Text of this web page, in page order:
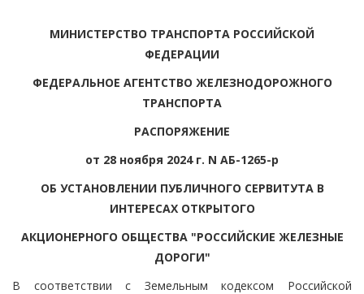
МИНИСТЕРСТВО ТРАНСПОРТА РОССИЙСКОЙ
ФЕДЕРАЦИИ
ФЕДЕРАЛЬНОЕ АГЕНТСТВО ЖЕЛЕЗНОДОРОЖНОГО
ТРАНСПОРТА
РАСПОРЯЖЕНИЕ
от 28 ноября 2024 г. N АБ-1265-р
ОБ УСТАНОВЛЕНИИ ПУБЛИЧНОГО СЕРВИТУТА В
ИНТЕРЕСАХ ОТКРЫТОГО
АКЦИОНЕРНОГО ОБЩЕСТВА "РОССИЙСКИЕ ЖЕЛЕЗНЫЕ
ДОРОГИ"
В соответствии с Земельным кодексом Российской